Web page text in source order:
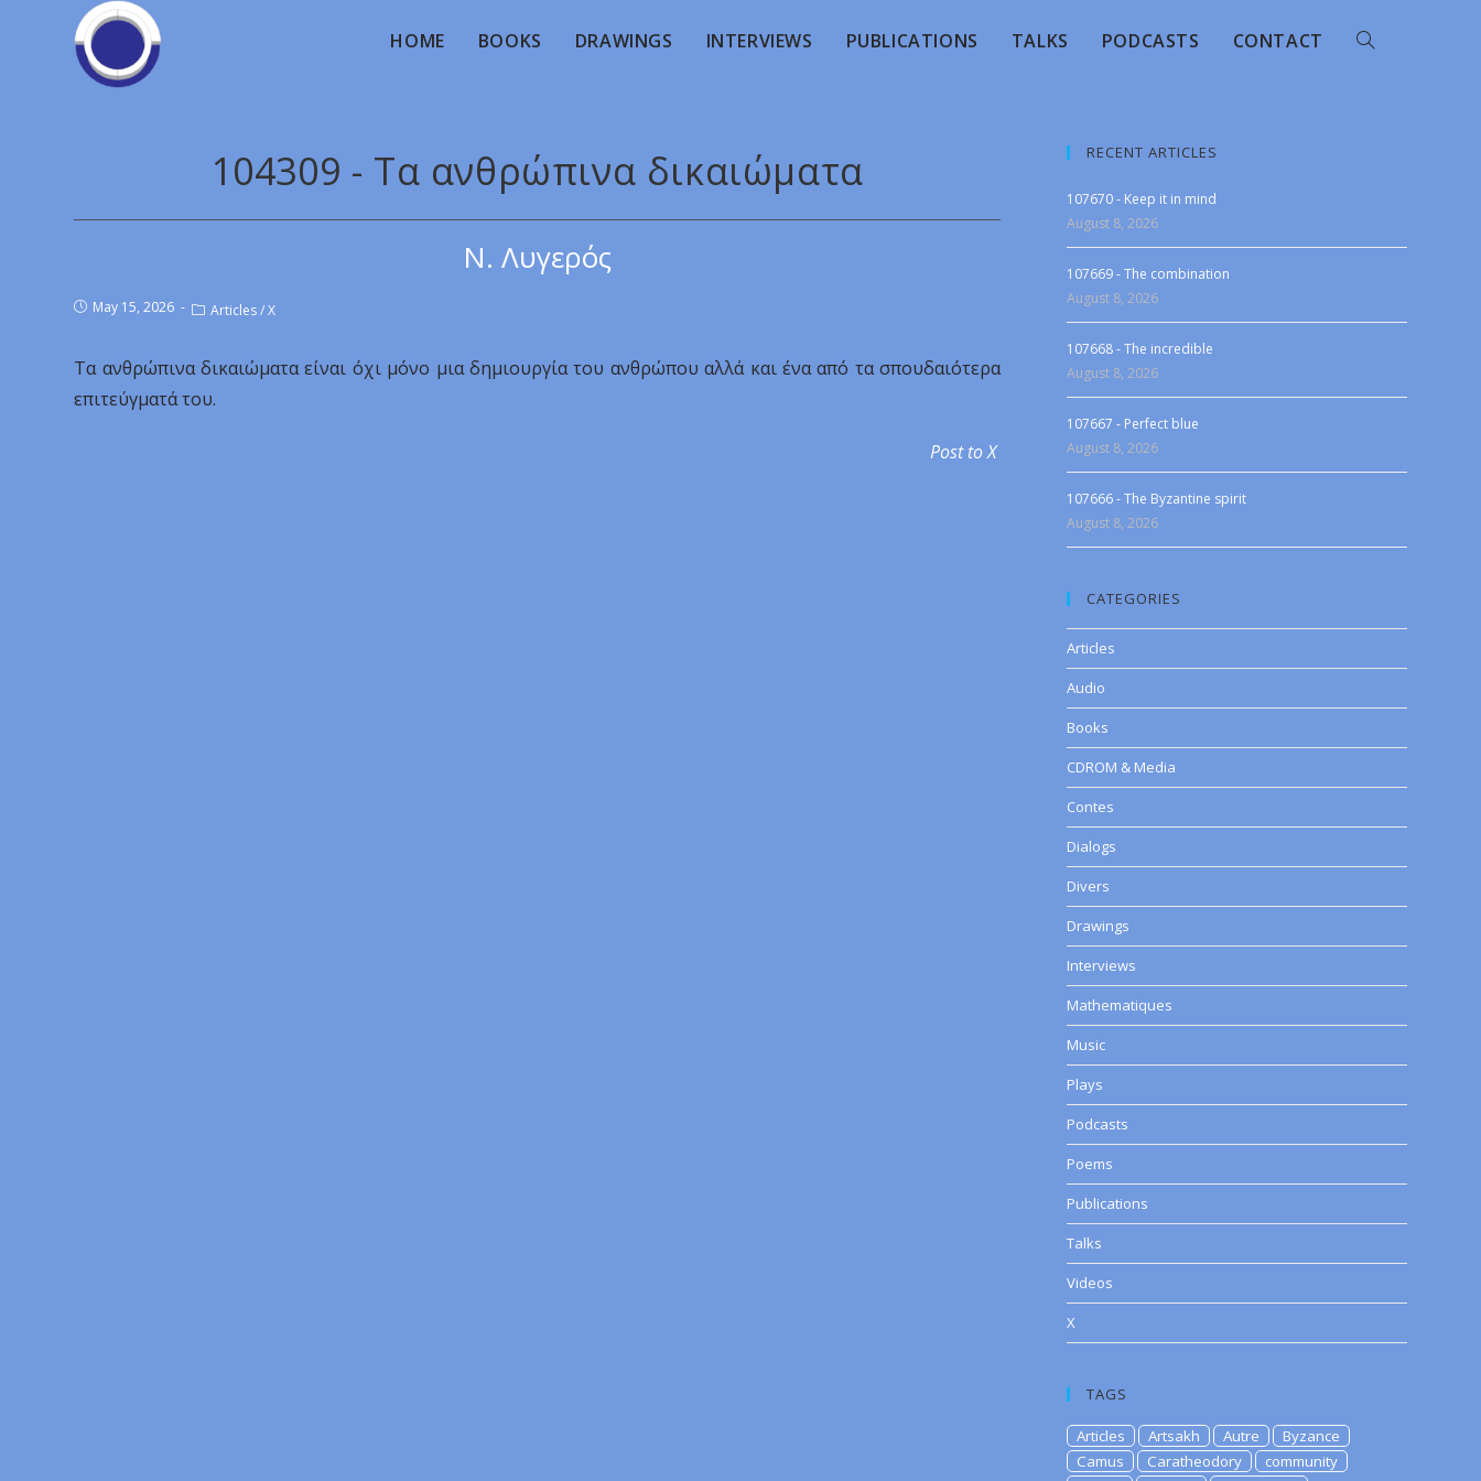
HOME BOOKS DRAWINGS INTERVIEWS PUBLICATIONS TALKS PODCASTS CONTACT
104309 - Τα ανθρώπινα δικαιώματα
Ν. Λυγερός
May 15, 2026 Articles/X
Τα ανθρώπινα δικαιώματα είναι όχι μόνο μια δημιουργία του ανθρώπου αλλά και ένα από τα σπουδαιότερα
επιτεύγματά του.
Post to X
RECENT ARTICLES
107670 - Keep it in mind
August 8, 2026
107669 - The combination
August 8, 2026
107668 - The incredible
August 8, 2026
107667 - Perfect blue
August 8, 2026
107666 - The Byzantine spirit
August 8, 2026
CATEGORIES
Articles
Audio
Books
CDROM & Media
Contes
Dialogs
Divers
Drawings
Interviews
Mathematiques
Music
Plays
Podcasts
Poems
Publications
Talks
Videos
X
TAGS
Articles Artsakh Autre
Byzance
Camus
Caratheodory
community